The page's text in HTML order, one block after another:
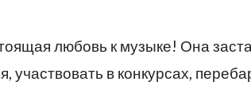
любовь к музыке! Она
участвовать в конкурсах,